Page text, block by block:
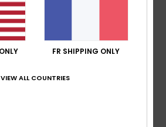
qualité / prix: 5/5
FR SHIPPING ONLY
VIEW ALL COUNTRIES